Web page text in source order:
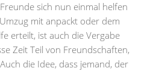
sich nun einmal helfen
mit anpackt oder dem
erteilt, ist auch die Vergabe
Zeit Teil von Freundschaften,
die Idee, dass jemand, der